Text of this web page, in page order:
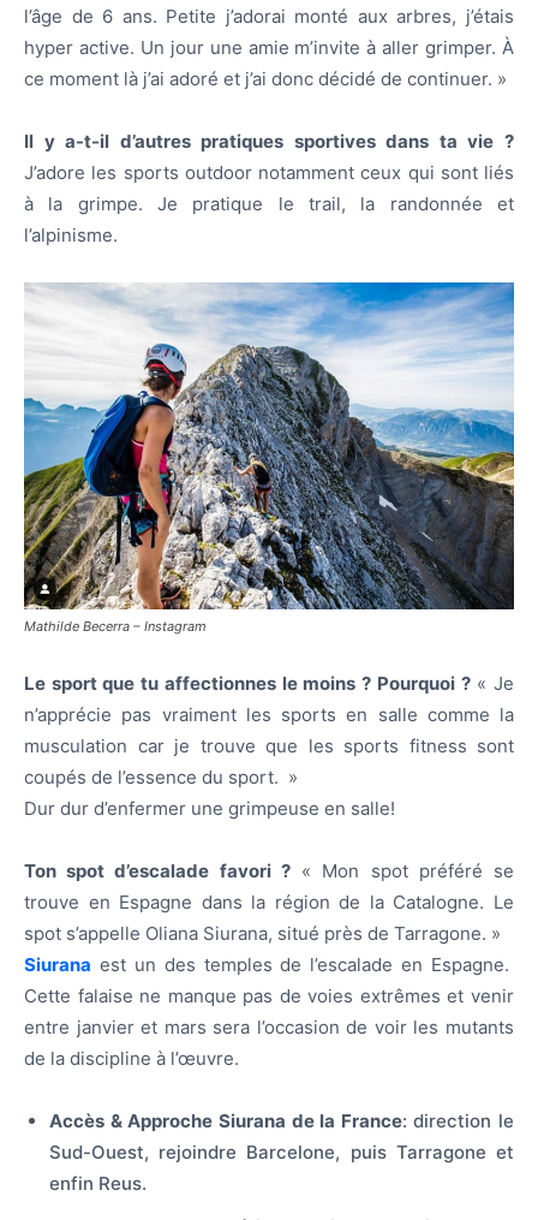
l’âge de 6 ans. Petite j’adorai monté aux arbres, j’étais
hyper active. Un jour une amie m’invite à aller grimper. À
ce moment là j’ai adoré et j’ai donc décidé de continuer. »
Il y a-t-il d’autres pratiques sportives dans ta vie ?
J’adore les sports outdoor notamment ceux qui sont liés
à la grimpe. Je pratique le trail, la randonnée et
l’alpinisme.
Mathilde Becerra – Instagram
Le sport que tu affectionnes le moins ? Pourquoi ?« Je
n’apprécie pas vraiment les sports en salle comme la
musculation car je trouve que les sports fitness sont
coupés de l’essence du sport. »
Dur dur d’enfermer une grimpeuse en salle!
Ton spot d’escalade favori ?« Mon spot préféré se
trouve en Espagne dans la région de la Catalogne. Le
spot s’appelle Oliana Siurana, situé près de Tarragone. »
Siurana est un des temples de l’escalade en Espagne.
Cette falaise ne manque pas de voies extrêmes et venir
entre janvier et mars sera l’occasion de voir les mutants
de la discipline à l’œuvre.
Accès & Approche Siurana de la France: direction le
Sud-Ouest, rejoindre Barcelone, puis Tarragone et
enfin Reus.